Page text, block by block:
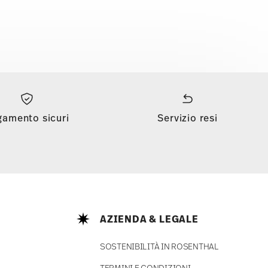
sicuri Servizio resi
AZIENDA & LEGALE
SOSTENIBILITÀ IN ROSENTHAL